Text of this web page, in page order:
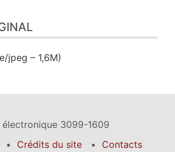
jpeg – 1,6M)
électronique 3099-1609
Crédits du site
Contacts